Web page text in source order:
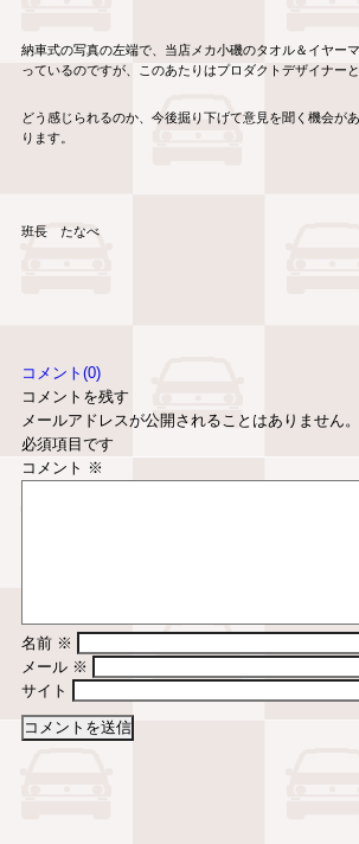
納車式の写真の左端で、当店メカ小磯のタオル＆イヤー
っているのですが、このあたりはプロダクトデザイナー
どう感じられるのか、今後掘り下げて意見を聞く機会が
ります。
班長 たなべ
コメント(0)
コメントを残す
メールアドレスが公開されることはありません。
必須項目です
コメント ※
名前 ※
メール ※
サイト